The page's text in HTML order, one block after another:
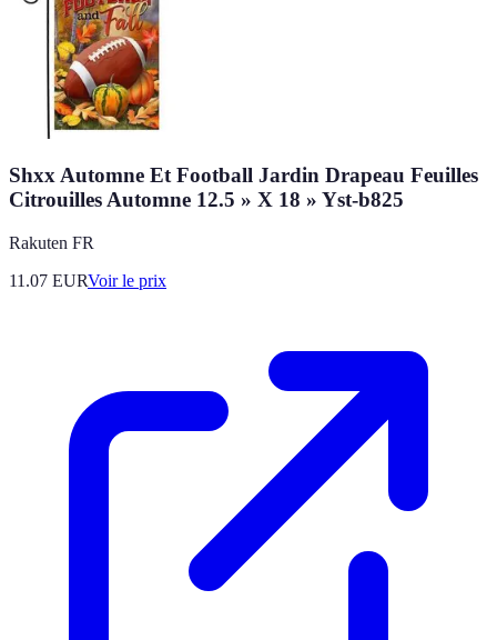
Shxx Automne Et Football Jardin Drapeau Feuilles
Citrouilles Automne 12.5 » X 18 » Yst-b825
Rakuten FR
11.07 EURVoir le prix